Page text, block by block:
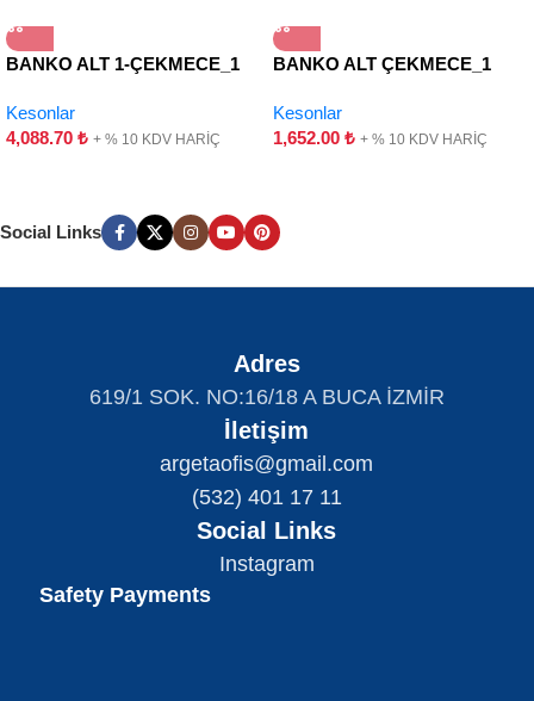
BANKO ALT 1-ÇEKMECE_1
Kesonlar
4,088.70 ₺ + % 10 KDV HARİÇ
BANKO ALT ÇEKMECE_1
Kesonlar
1,652.00 ₺ + % 10 KDV HARİÇ
Social Links
Adres
619/1 SOK. NO:16/18 A BUCA İZMİR
İletişim
argetaofis@gmail.com
(532) 401 17 11
Social Links
Instagram
Safety Payments